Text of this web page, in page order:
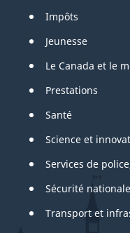
Impôts
Jeunesse
Le Canada et le
Prestations
Santé
Science et
Services de
Sécurité
Transport et